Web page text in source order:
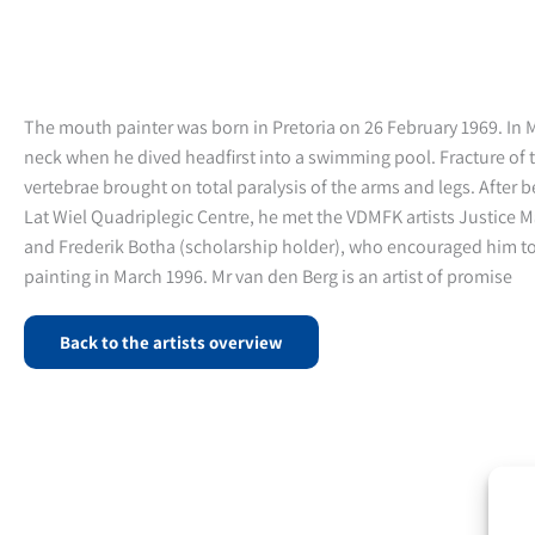
The mouth painter was born in Pretoria on 26 February 1969. In
neck when he dived headfirst into a swimming pool. Fracture of
vertebrae brought on total paralysis of the arms and legs. After
Lat Wiel Quadriplegic Centre, he met the VDMFK artists Justice
and Frederik Botha (scholarship holder), who encouraged him
painting in March 1996. Mr van den Berg is an artist of promise
Back to the artists overview